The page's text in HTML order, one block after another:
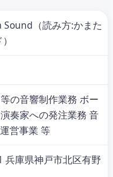
（読み方:かまた
の音響制作業務 ボー
奏家への発注業務 音
営事業 等
兵庫県神戸市北区有野